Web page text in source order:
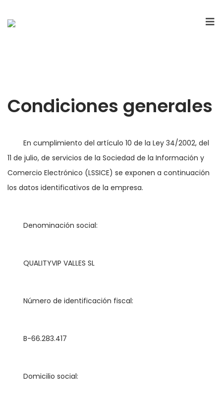
Condiciones generales
11 de julio, de servicios de la Sociedad de la Información y
Comercio Electrónico (LSSICE) se exponen a continuación
los datos identificativos de la empresa.
	Denominación social:
	QUALITYVIP VALLES SL
	Número de identificación fiscal:
	B-66.283.417
	Domicilio social: